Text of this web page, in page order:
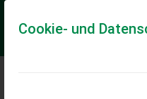
Cookie- und